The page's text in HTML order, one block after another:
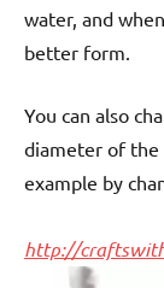
water, and
better form.
You can also
diameter of
example by
http://